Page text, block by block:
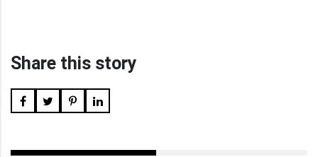
Share this story